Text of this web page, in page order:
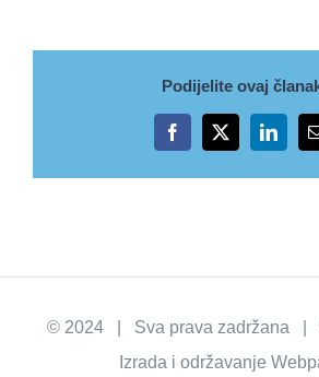
Podijelite ovaj
Facebook
X
© 2024 | Sva prava zadržana |
Izrada i održavanje